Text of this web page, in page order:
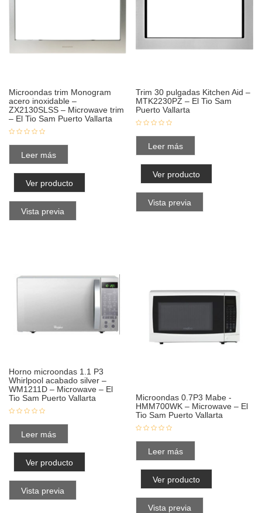
Microondas trim Monogram
acero inoxidable –
ZX2130SLSS – Microwave trim
– El Tio Sam Puerto Vallarta
Leer más
Ver producto
Vista previa
Trim 30 pulgadas Kitchen Aid –
MTK2230PZ – El Tio Sam
Puerto Vallarta
Leer más
Ver producto
Vista previa
Horno microondas 1.1 P3
Whirlpool acabado silver –
WM1211D – Microwave – El
Tio Sam Puerto Vallarta
Leer más
Ver producto
Vista previa
Microondas 0.7P3 Mabe -
HMM700WK – Microwave – El
Tio Sam Puerto Vallarta
Leer más
Ver producto
Vista previa